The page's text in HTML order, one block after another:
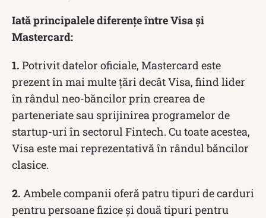
Iată principalele diferențe între Visa și
Mastercard:
1. Potrivit datelor oficiale, Mastercard este
prezent în mai multe țări decât Visa, fiind lider
în rândul neo-băncilor prin crearea de
parteneriate sau sprijinirea programelor de
startup-uri în sectorul Fintech. Cu toate acestea,
Visa este mai reprezentativă în rândul băncilor
clasice.
2. Ambele companii oferă patru tipuri de carduri
pentru persoane fizice și două tipuri pentru